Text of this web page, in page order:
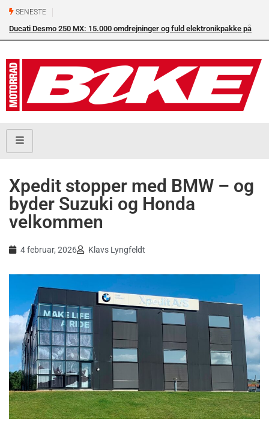
SENESTE
Ducati Desmo 250 MX: 15.000 omdrejninger og fuld elektronikpakke på
Xpedit stopper med BMW – og
byder Suzuki og Honda
velkommen
4 februar, 2026 Klavs Lyngfeldt